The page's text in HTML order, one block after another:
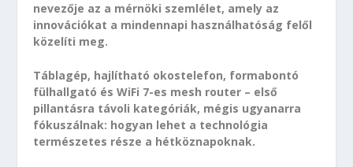
nevezője az a mérnöki szemlélet, amely az
innovációkat a mindennapi használhatóság felől
közelíti meg.
Táblagép, hajlítható okostelefon, formabontó
fülhallgató és WiFi 7-es mesh router – első
pillantásra távoli kategóriák, mégis ugyanarra
fókuszálnak: hogyan lehet a technológia
természetes része a hétköznapoknak.